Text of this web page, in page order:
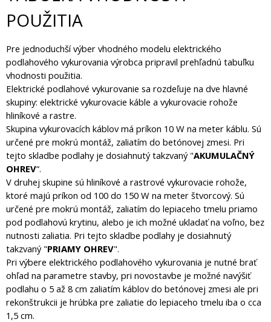
POUŽITIA
Pre jednoduchší výber vhodného modelu elektrického
podlahového vykurovania výrobca pripravil prehľadnú tabuľku
vhodnosti použitia.
Elektrické podlahové vykurovanie sa rozdeľuje na dve hlavné
skupiny: elektrické vykurovacie káble a vykurovacie rohože
hliníkové a rastre.
Skupina vykurovacích káblov má príkon 10 W na meter káblu. Sú
určené pre mokrú montáž, zaliatím do betónovej zmesi. Pri
tejto skladbe podlahy je dosiahnutý takzvaný "AKUMULAČNÝ
OHREV“.
V druhej skupine sú hliníkové a rastrové vykurovacie rohože,
ktoré majú príkon od 100 do 150 W na meter štvorcový. Sú
určené pre mokrú montáž, zaliatím do lepiaceho tmelu priamo
pod podlahovú krytinu, alebo je ich možné ukladať na voľno, bez
nutnosti zaliatia. Pri tejto skladbe podlahy je dosiahnutý
takzvaný "PRIAMY OHREV".
Pri výbere elektrického podlahového vykurovania je nutné brať
ohľad na parametre stavby, pri novostavbe je možné navýšiť
podlahu o 5 až 8 cm zaliatím káblov do betónovej zmesi ale pri
rekonštrukcii je hrúbka pre zaliatie do lepiaceho tmelu iba o cca
1,5 cm.